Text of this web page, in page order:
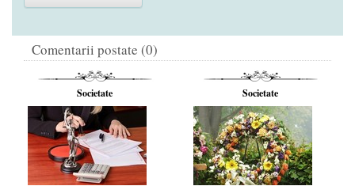
Comentarii postate (0)
Societate Societate